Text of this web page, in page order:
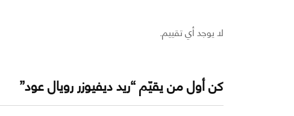
لا يوجد أي تقييم.
كن أول من يقيّم “ريد ديفيوزر رويال عود”